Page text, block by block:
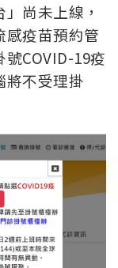
尚未上線，
感疫苗預約管
COVID-19疫
將不受理掛